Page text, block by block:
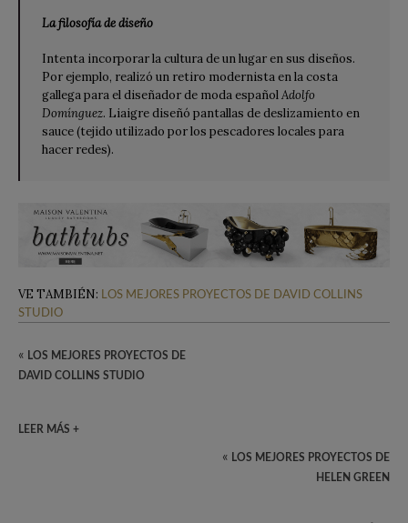
La filosofía de diseño
Intenta incorporar la cultura de un lugar en sus diseños.
Por ejemplo, realizó un retiro modernista en la costa
gallega para el diseñador de moda españolAdolfo
Domínguez. Liaigre diseñó pantallas de deslizamiento en
sauce (tejido utilizado por los pescadores locales para
hacer redes).
VE TAMBIÉN:
LOS MEJORES PROYECTOS DE DAVID COLLINS
STUDIO
« LOS MEJORES PROYECTOS DE
DAVID COLLINS STUDIO
LEER MÁS +
« LOS MEJORES PROYECTOS DE
HELEN GREEN